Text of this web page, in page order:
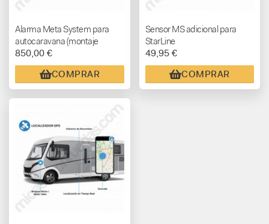
Alarma Meta System para
autocaravana (montaje
incluido)
850,00 €
COMPRAR
Sensor MS adicional para
StarLine
49,95 €
COMPRAR